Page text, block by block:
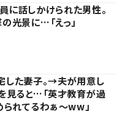
話しかけられた男性。
光景に…「えっ」
した妻子。→夫が用意し
見ると…「英才教育が過
られてるわぁ～ww」